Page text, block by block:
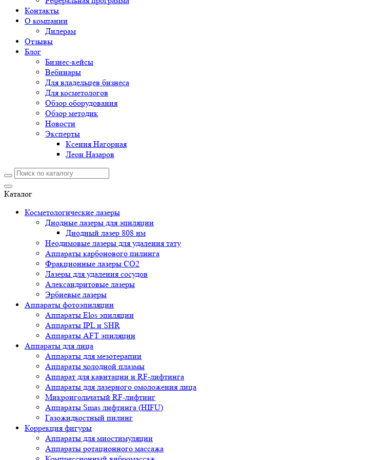
Контакты
О компании
Дилерам
Отзывы
Блог
Бизнес-кейсы
Вебинары
Для владельцев бизнеса
Для косметологов
Обзор оборудования
Обзор методик
Новости
Эксперты
Ксения Нагорная
Леон Назаров
Каталог
Косметологические лазеры
Диодные лазеры для эпиляции
Диодный лазер 808 нм
Неодимовые лазеры для удаления тату
Аппараты карбонового пилинга
Фракционные лазеры CO2
Лазеры для удаления сосудов
Александритовые лазеры
Эрбиевые лазеры
Аппараты фотоэпиляции
Аппараты Elos эпиляции
Аппараты IPL и SHR
Аппараты AFT эпиляции
Аппараты для лица
Аппараты для мезотерапии
Аппараты холодной плазмы
Аппарат для кавитации и RF-лифтинга
Аппараты для лазерного омоложения лица
Микроигольчатый RF-лифтинг
Аппараты Smas лифтинга (HIFU)
Газожидкостный пилинг
Коррекция фигуры
Аппараты для миостимуляции
Аппараты ротационного массажа